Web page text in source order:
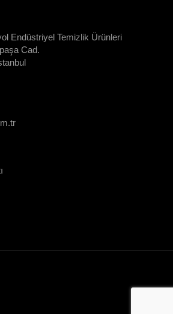
Endüstriyel Temizlik Ürünleri
Cad.